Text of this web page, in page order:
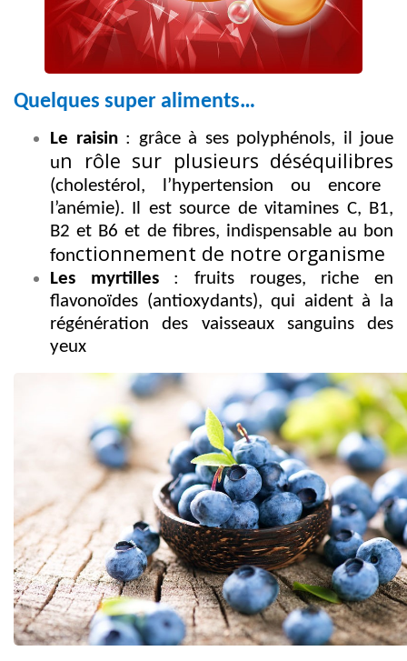
Quelques super aliments…
Le raisin: grâce à ses polyphénols, il joue
un rôle sur plusieurs déséquilibres
(cholestérol, l’hypertension ou encore
l’anémie). Il est source de vitamines C, B1,
B2 et B6 et de fibres, indispensable au bon
fonctionnement de notre organisme
Les myrtilles : fruits rouges, riche en
flavonoïdes (antioxydants), qui aident à la
régénération des vaisseaux sanguins des
yeux